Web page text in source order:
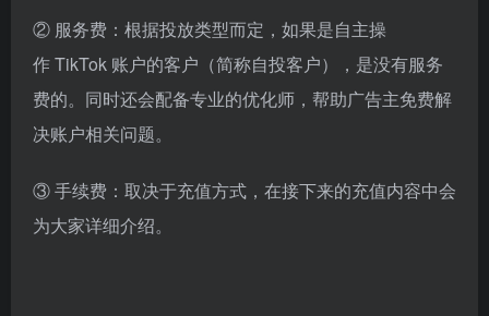
② 服务费：根据投放类型而定，如果是自主操
作 TikTok 账户的客户（简称自投客户），是没有服务
费的。同时还会配备专业的优化师，帮助广告主免费解
决账户相关问题。
③ 手续费：取决于充值方式，在接下来的充值内容中会
为大家详细介绍。